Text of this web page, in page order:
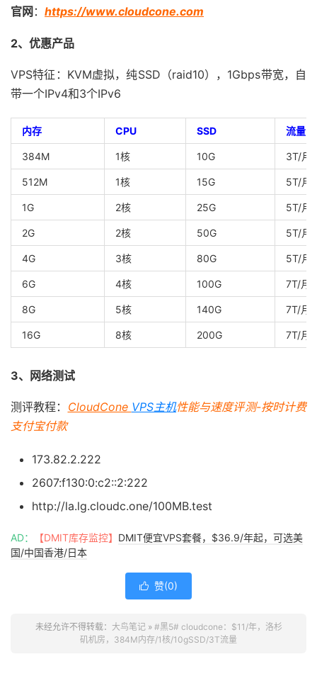
官网 ： https://www.cloudcone.com
2、优惠产品
VPS特征：KVM虚拟，纯SSD（raid10），1Gbps带宽，自
带一个IPv4和3个IPv6
内存 CPU SSD 流量
384M 1核 10G 3T/月
512M 1核 15G 5T/月
1G 2核 25G 5T/月
2G 2核 50G 5T/月
4G 3核 80G 5T/月
6G 4核 100G 7T/月
8G 5核 140G 7T/月
16G 8核 200G 7T/月
3、网络测试
测评教程： CloudCone VPS主机性能与速度评测-按时计费
支付宝付款
173.82.2.222
2607:f130:0:c2::2:222
http://la.lg.cloudc.one/100MB.test
AD： 【DMIT库存监控】 DMIT便宜VPS套餐，$36.9/年起，可选美
国/中国香港/日本
 赞(0)
未经允许不得转载： 大鸟笔记» #黑5# cloudcone：$11/年，洛杉
矶机房，384M内存/1核/10gSSD/3T流量